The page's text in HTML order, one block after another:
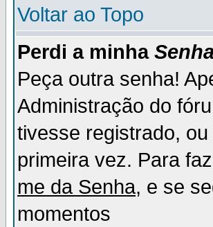
Voltar ao Topo
Perdi a minha
Peça outra senha!
Administração do
tivesse registrado,
primeira vez. Para
me da Senha, e se
momentos